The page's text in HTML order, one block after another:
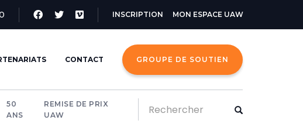
Menu
du
compte
de
l'utilisateur
INSCRIPTION MON ESPACE UAW
CONTACT GROUPE DE SOUTIEN
50
ANS
REMISE DE PRIX
UAW
Rechercher